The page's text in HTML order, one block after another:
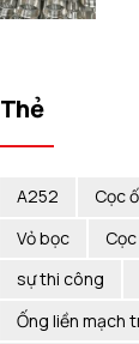
Thẻ
A252 Cọc
Vỏ bọc
sự thi công
Ống liền mạch